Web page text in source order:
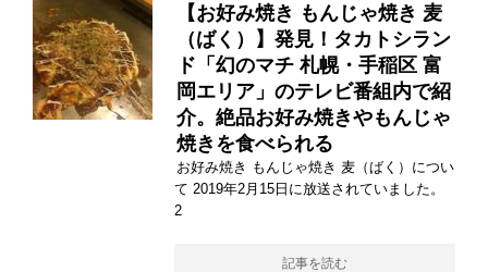
【お好み焼き もんじゃ焼き 麦
（ばく）】発見！タカトシラン
ド「幻のマチ 札幌・手稲区 富
岡エリア」のテレビ番組内で紹
介。絶品お好み焼きやもんじゃ
焼きを食べられる
お好み焼き もんじゃ焼き 麦（ばく）につい
て 2019年2月15日に放送されていました。
2
記事を読む